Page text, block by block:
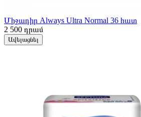
Միջադիր Always Ultra Normal 36 հատ
2 500 դրամ
Ավելացնել